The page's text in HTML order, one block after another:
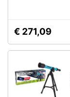
Clima
Arredo
hero
Gopro
hero
€ 271,09